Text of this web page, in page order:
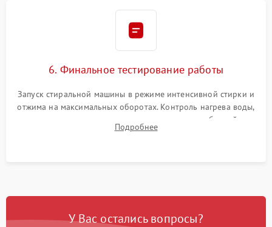
6. Финальное тестирование работы
Запуск стиральной машины в режиме интенсивной стирки и
отжима на максимальных оборотах. Контроль нагрева воды,
корректности слива, отсутствия излишних вибраций,
посторонних стуков и протечек под корпусом.
Подробнее
У Вас остались вопросы?